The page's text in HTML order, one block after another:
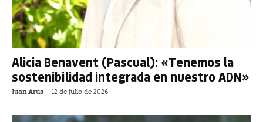
Alicia Benavent (Pascual): «Tenemos la
sostenibilidad integrada en nuestro ADN»
Juan Arús - 12 de julio de 2026